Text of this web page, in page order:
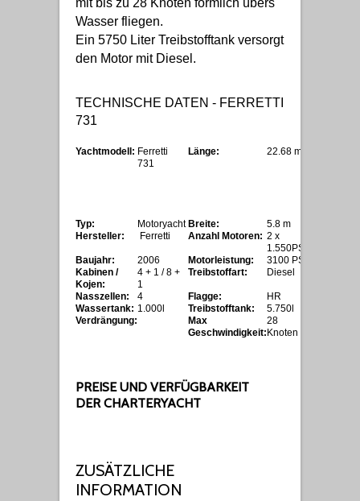
mit bis zu 28 Knoten förmlich übers
Wasser fliegen.
Ein 5750 Liter Treibstofftank versorgt
den Motor mit Diesel.
TECHNISCHE DATEN - FERRETTI
731
Yachtmodell: Ferretti
731
Länge: 22.68 m
Typ: Motoryacht Breite:
5.8 m
Hersteller:
Ferretti Anzahl Motoren: 2 x
1.550PS
Baujahr:
2006 Motorleistung:
3100 PS
Kabinen /
Kojen:
4 + 1 / 8 +
1
Treibstoffart: Diesel
Nasszellen: 4 Flagge:
HR
Wassertank: 1.000l Treibstofftank:
5.750l
Verdrängung:
Max
Geschwindigkeit:
28
Knoten
PREISE UND VERFÜGBARKEIT
DER CHARTERYACHT
ZUSÄTZLICHE
INFORMATION